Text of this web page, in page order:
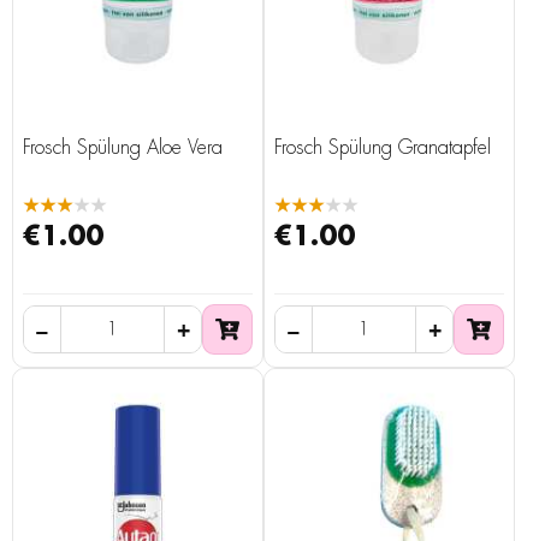
Frosch Spülung Aloe Vera
★★★★★
€1.00
Frosch Spülung Granatapfel
★★★★★
€1.00